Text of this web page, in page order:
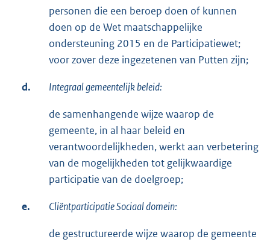
personen die een beroep doen of kunnen
doen op de Wet maatschappelijke
ondersteuning 2015 en de Participatiewet;
voor zover deze ingezetenen van Putten zijn;
d. Integraal gemeentelijk beleid:
de samenhangende wijze waarop de
gemeente, in al haar beleid en
verantwoordelijkheden, werkt aan verbetering
van de mogelijkheden tot gelijkwaardige
participatie van de doelgroep;
e. Cliëntparticipatie Sociaal domein:
de gestructureerde wijze waarop de gemeente